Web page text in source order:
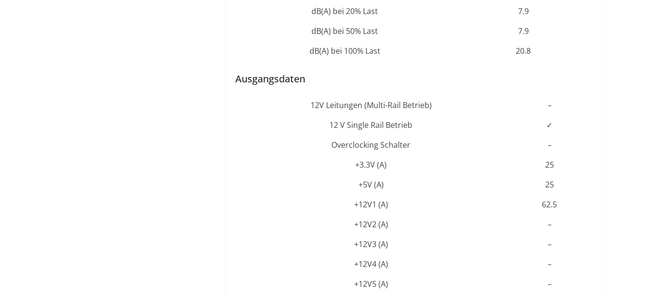
dB(A) bei 20% Last
7.9
dB(A) bei 50% Last
7.9
dB(A) bei 100% Last
20.8
Ausgangsdaten
12V Leitungen (Multi-Rail Betrieb)
–
12 V Single Rail Betrieb
✓
Overclocking Schalter
–
+3.3V (A)
25
+5V (A)
25
+12V1 (A)
62.5
+12V2 (A)
–
+12V3 (A)
–
+12V4 (A)
–
+12V5 (A)
–